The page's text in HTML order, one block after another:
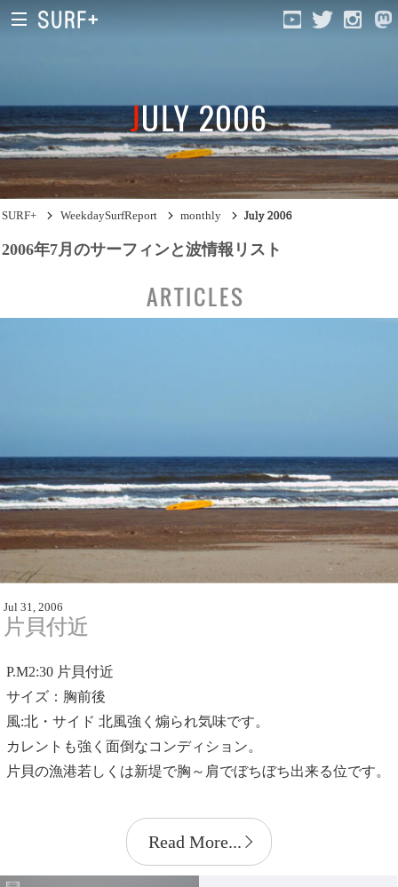
South Ibaraki
North Chiba
South Chiba
Video Logs
JULY 2006
SURF+ WeekdaySurfReport monthly July 2006
2006年7月のサーフィンと波情報リスト
ARTICLES
Jul 31, 2006
片貝付近
P.M2:30片貝付近
サイズ：胸前後
風:北・サイド 北風強く煽られ気味です。
カレントも強く面倒なコンディション。
片貝の漁港若しくは新堤で胸～肩でぼちぼち出来る位です。
Read More...